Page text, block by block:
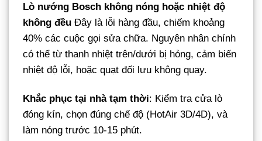
Lò nướng Bosch không nóng hoặc nhiệt độ
không đều Đây là lỗi hàng đầu, chiếm khoảng
40% các cuộc gọi sửa chữa. Nguyên nhân chính
có thể từ thanh nhiệt trên/dưới bị hỏng, cảm biến
nhiệt độ lỗi, hoặc quạt đối lưu không quay.
Khắc phục tại nhà tạm thời: Kiểm tra cửa lò
đóng kín, chọn đúng chế độ (HotAir 3D/4D), và
làm nóng trước 10-15 phút.